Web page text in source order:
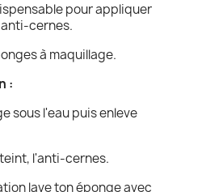
pour appliquer
cernes.
à maquillage.
:
sous l'eau puis enleve
l'anti-cernes.
lave ton éponge avec